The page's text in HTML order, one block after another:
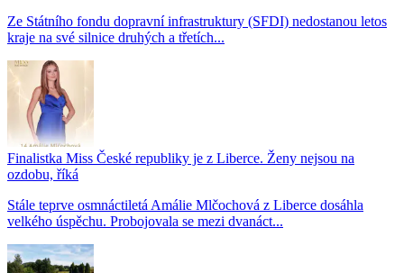
Ze Státního fondu dopravní infrastruktury (SFDI) nedostanou letos
kraje na své silnice druhých a třetích...
Finalistka Miss České republiky je z Liberce. Ženy nejsou na
ozdobu, říká
Stále teprve osmnáctiletá Amálie Mlčochová z Liberce dosáhla
velkého úspěchu. Probojovala se mezi dvanáct...